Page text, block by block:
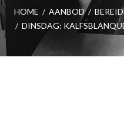
HOME / AANBOD /
/ DINSDAG: